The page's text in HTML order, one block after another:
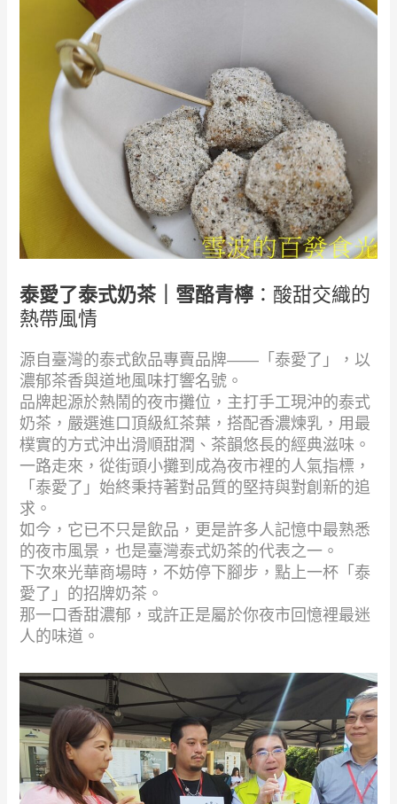
泰愛了泰式奶茶｜雪酪青檸 ：酸甜交織的
熱帶風情
源自臺灣的泰式飲品專賣品牌——「泰愛了」，以
濃郁茶香與道地風味打響名號。
品牌起源於熱鬧的夜市攤位，主打手工現沖的泰式
奶茶，嚴選進口頂級紅茶葉，搭配香濃煉乳，用最
樸實的方式沖出滑順甜潤、茶韻悠長的經典滋味。
一路走來，從街頭小攤到成為夜市裡的人氣指標，
「泰愛了」始終秉持著對品質的堅持與對創新的追
求。
如今，它已不只是飲品，更是許多人記憶中最熟悉
的夜市風景，也是臺灣泰式奶茶的代表之一。
下次來光華商場時，不妨停下腳步，點上一杯「泰
愛了」的招牌奶茶。
那一口香甜濃郁，或許正是屬於你夜市回憶裡最迷
人的味道。